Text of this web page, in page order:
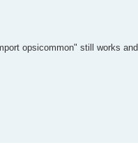
opsicommon" still works and